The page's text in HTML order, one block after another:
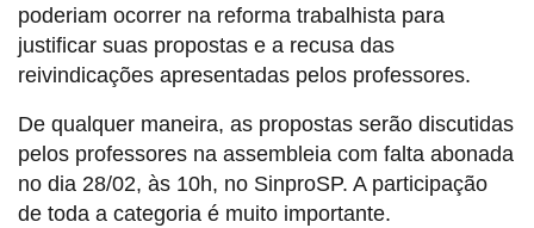
poderiam ocorrer na reforma trabalhista para
justificar suas propostas e a recusa das
reivindicações apresentadas pelos professores.
De qualquer maneira, as propostas serão discutidas
pelos professores na assembleia com falta abonada
no dia 28/02, às 10h, no SinproSP. A participação
de toda a categoria é muito importante.